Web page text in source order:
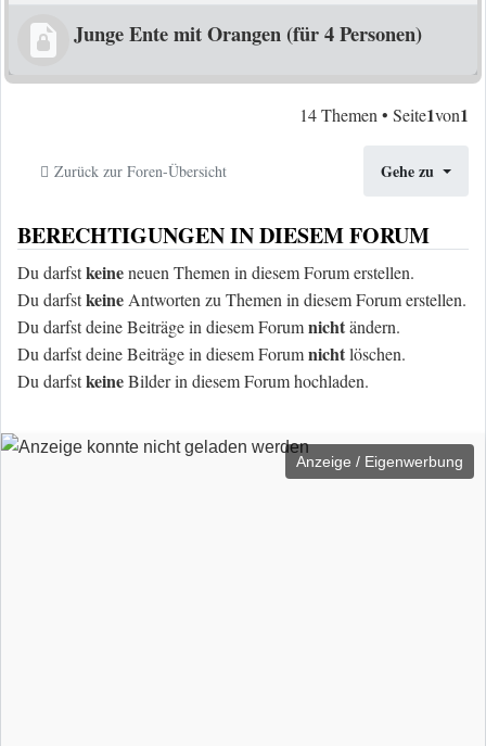
Junge Ente mit Orangen (für 4 Personen)
14 Themen • Seite1von1
Zurück zur Foren-Übersicht Gehe zu
BERECHTIGUNGEN IN DIESEM FORUM
Du darfstkeineneuen Themen in diesem Forum erstellen.
Du darfstkeine Antworten zu Themen in diesem Forum erstellen.
Du darfst deine Beiträge in diesem Forumnichtändern.
Du darfst deine Beiträge in diesem Forumnichtlöschen.
Du darfstkeineBilder in diesem Forum hochladen.
Anzeige / Eigenwerbung